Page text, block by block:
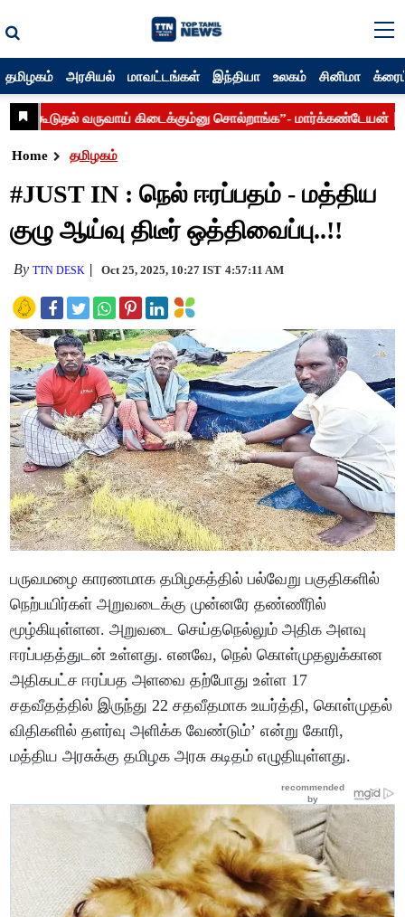
தமிழகம் அரசியல் மாவட்டங்கள் இந்தியா உலகம் சினிமா
Home தமிழகம்
#JUST IN : நெல் ஈரப்பதம் - மத்திய
குழு ஆய்வு திடீர் ஒத்திவைப்பு..!!
ByTTN DESK Oct 25, 2025, 10:27 IST 4:57:11 AM
பருவமழை காரணமாக தமிழகத்தில் பல்வேறு பகுதிகளில்
நெற்பயிர்கள் அறுவடைக்கு முன்னரே தண்ணீரில்
மூழ்கியுள்ளன. அறுவடை செய்தநெல்லும் அதிக அளவு
ஈரப்பதத்துடன் உள்ளது. எனவே, நெல் கொள்முதலுக்கான
அதிகபட்ச ஈரப்பத அளவை தற்போது உள்ள 17
சதவீதத்தில் இருந்து 22 சதவீதமாக உயர்த்தி, கொள்முதல்
விதிகளில் தளர்வு அளிக்க வேண்டும்’ என்று கோரி,
மத்திய அரசுக்கு தமிழக அரசு கடிதம் எழுதியுள்ளது.